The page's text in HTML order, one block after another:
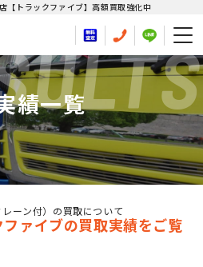
【トラックファイブ】高額買取強化中
績一覧
レーン付）の買取について
ァイブの買取実績をご覧